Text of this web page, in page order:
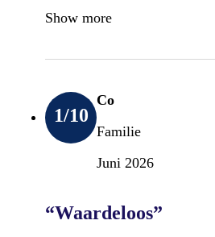
Show more
1/10
Co
Familie
Juni 2026
“Waardeloos”